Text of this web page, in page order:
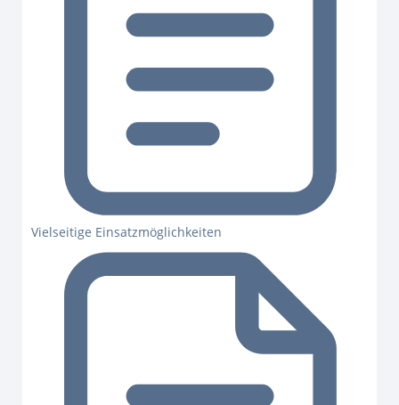
Vielseitige Einsatzmöglichkeiten